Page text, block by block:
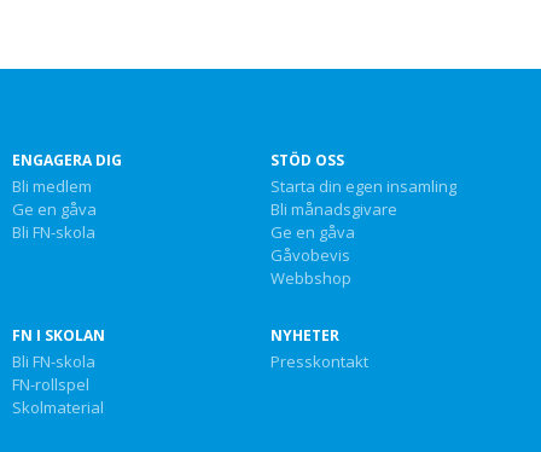
ENGAGERA DIG
Bli medlem
Ge en gåva
Bli FN-skola
STÖD OSS
Starta din egen insamling
Bli månadsgivare
Ge en gåva
Gåvobevis
Webbshop
FN I SKOLAN
Bli FN-skola
FN-rollspel
Skolmaterial
NYHETER
Presskontakt